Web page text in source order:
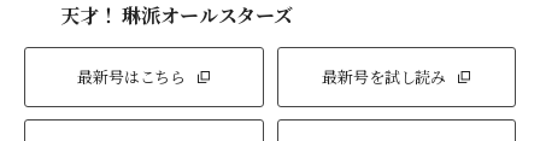
天才！ 琳派オールスターズ
最新号はこちら 最新号を試し読み